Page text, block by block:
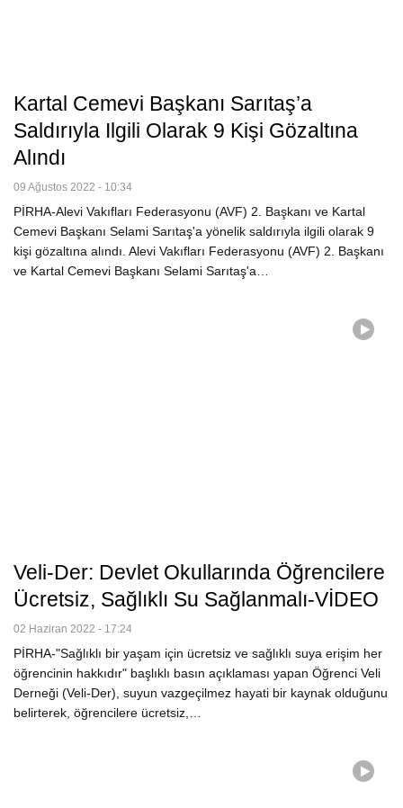
Kartal Cemevi Başkanı Sarıtaş’a
Saldırıyla Ilgili Olarak 9 Kişi Gözaltına
Alındı
09 Ağustos 2022 - 10:34
PİRHA-Alevi Vakıfları Federasyonu (AVF) 2. Başkanı ve Kartal
Cemevi Başkanı Selami Sarıtaş'a yönelik saldırıyla ilgili olarak 9
kişi gözaltına alındı. Alevi Vakıfları Federasyonu (AVF) 2. Başkanı
ve Kartal Cemevi Başkanı Selami Sarıtaş'a…
Veli-Der: Devlet Okullarında Öğrencilere
Ücretsiz, Sağlıklı Su Sağlanmalı-VİDEO
02 Haziran 2022 - 17:24
PİRHA-"Sağlıklı bir yaşam için ücretsiz ve sağlıklı suya erişim her
öğrencinin hakkıdır" başlıklı basın açıklaması yapan Öğrenci Veli
Derneği (Veli-Der), suyun vazgeçilmez hayati bir kaynak olduğunu
belirterek, öğrencilere ücretsiz,…